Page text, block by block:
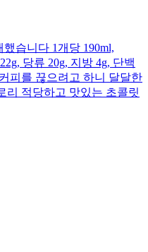
습니다 1개당 190ml,
당류 20g, 지방 4g, 단백
피를 끊으려고 하니 달달한
리 적당하고 맛있는 초콜릿